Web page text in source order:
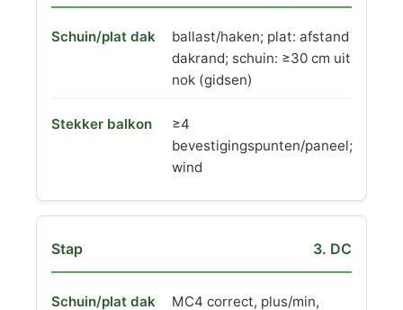
ballast/haken; plat: afstand
dakrand; schuin: ≥30 cm uit
nok (gidsen)
≥4
bevestigingspunten/paneel;
wind
3. DC
MC4 correct, plus/min,